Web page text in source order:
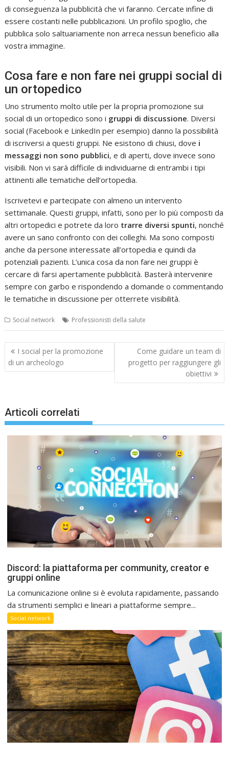
di conseguenza la pubblicità che vi faranno. Cercate infine di
essere costanti nelle pubblicazioni. Un profilo spoglio, che
pubblica solo saltuariamente non arreca nessun beneficio alla
vostra immagine.
Cosa fare e non fare nei gruppi social di
un ortopedico
Uno strumento molto utile per la propria promozione sui
social di un ortopedico sono i gruppi di discussione. Diversi
social (Facebook e LinkedIn per esempio) danno la possibilità
di iscriversi a questi gruppi. Ne esistono di chiusi, dove i
messaggi non sono pubblici, e di aperti, dove invece sono
visibili. Non vi sarà difficile di individuarne di entrambi i tipi
attinenti alle tematiche dell’ortopedia.
Iscrivetevi e partecipate con almeno un intervento
settimanale. Questi gruppi, infatti, sono per lo più composti da
altri ortopedici e potrete da loro trarre diversi spunti, nonché
avere un sano confronto con dei colleghi. Ma sono composti
anche da persone interessate all’ortopedia e quindi da
potenziali pazienti. L’unica cosa da non fare nei gruppi è
cercare di farsi apertamente pubblicità. Basterà intervenire
sempre con garbo e rispondendo a domande o commentando
le tematiche in discussione per otterrete visibilità.
Social network Professionisti della salute
Navigazione
articoli
I social per la promozione
di un archeologo
Come guidare un team di
progetto per raggiungere gli
obiettivi
Articoli correlati
Discord: la piattaforma per community, creator e
gruppi online
La comunicazione online si è evoluta rapidamente, passando
da strumenti semplici e lineari a piattaforme sempre...
Social network